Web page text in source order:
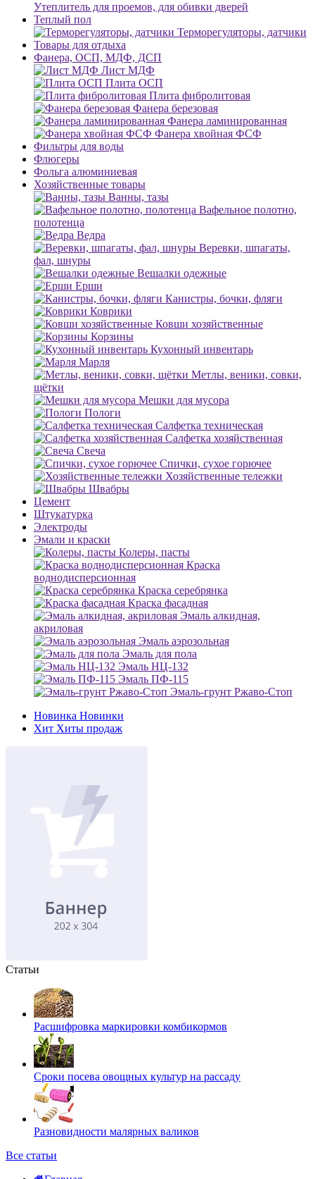
Утеплитель для проемов, для обивки дверей
Теплый пол
Терморегуляторы, датчики
Товары для отдыха
Фанера, ОСП, МДФ, ДСП
Лист МДФ
Плита ОСП
Плита фибролитовая
Фанера березовая
Фанера ламинированная
Фанера хвойная ФСФ
Фильтры для воды
Флюгеры
Фольга алюминиевая
Хозяйственные товары
Ванны, тазы
Вафельное полотно,
полотенца
Ведра
Веревки, шпагаты,
фал, шнуры
Вешалки одежные
Ерши
Канистры, бочки, фляги
Коврики
Ковши хозяйственные
Корзины
Кухонный инвентарь
Марля
Метлы, веники, совки,
щётки
Мешки для мусора
Пологи
Салфетка техническая
Салфетка хозяйственная
Свеча
Спички, сухое горючее
Хозяйственные тележки
Швабры
Цемент
Штукатурка
Электроды
Эмали и краски
Колеры, пасты
Краска
воднодисперсионная
Краска серебрянка
Краска фасадная
Эмаль алкидная,
акриловая
Эмаль аэрозольная
Эмаль для пола
Эмаль НЦ-132
Эмаль ПФ-115
Эмаль-грунт Ржаво-Стоп
Новинка Новинки
Хит Хиты продаж
Статьи
Расшифровка маркировки комбикормов
Сроки посева овощных культур на рассаду
Разновидности малярных валиков
Все статьи